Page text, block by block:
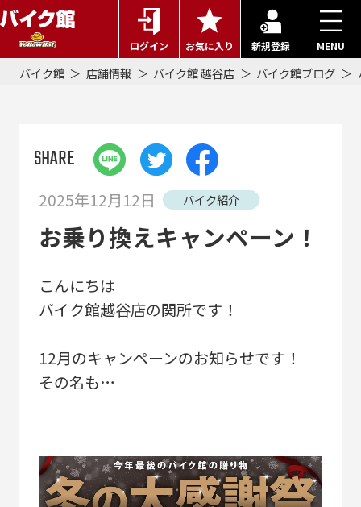
ログイン お気に入り 新規登録 MENU
バイク館 店舗情報 バイク館 越谷店 バイク館ブログ
SHARE
2025年12月12日 バイク紹介
お乗り換えキャンペーン！
こんにちは
バイク館越谷店の関所です！
12月のキャンペーンのお知らせです！
その名も…